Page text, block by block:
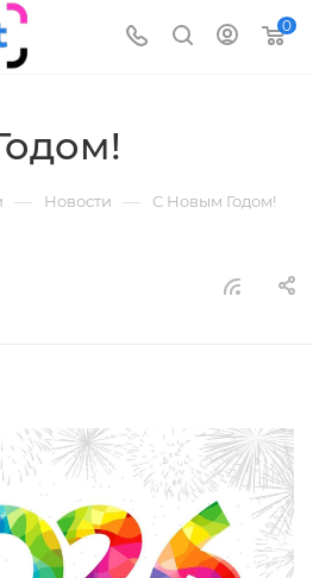
0
— Новости — С Новым Годом!